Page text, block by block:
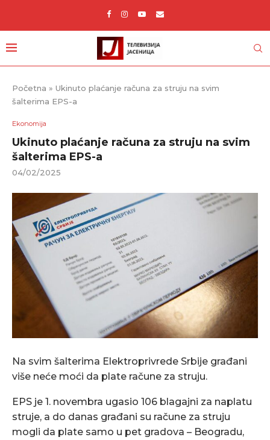
Početna » Ukinuto plaćanje računa za struju na svim
šalterima EPS-a
Ekonomija
Ukinuto plaćanje računa za struju na svim
šalterima EPS-a
04/02/2025
Na svim šalterima Elektroprivrede Srbije građani
više neće moći da plate račune za struju.
EPS je 1. novembra ugasio 106 blagajni za naplatu
struje, a do danas građani su račune za struju
mogli da plate samo u pet gradova – Beogradu,